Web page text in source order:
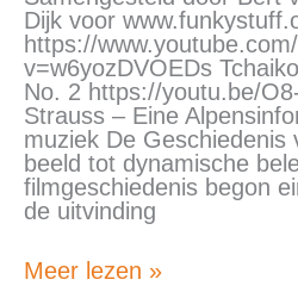
Dijk voor
https://
v=w6yozDVOEDs
No. 2 https://youtu.be/
Strauss – Eine
muziek De Geschiedenis
beeld tot dynamische
filmgeschiedenis begon
de uitvinding
Meer lezen »